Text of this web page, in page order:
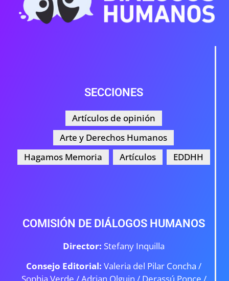
SECCIONES
Artículos de opinión
Arte y Derechos Humanos
Hagamos Memoria
Artículos EDDHH
COMISIÓN DE DIÁLOGOS HUMANOS
Director: Stefany Inquilla
Consejo Editorial: Valeria del Pilar Concha /